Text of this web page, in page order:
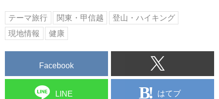
テーマ旅行 関東・甲信越
登山・ハイキング
現地情報
健康
Facebook
LINE はてブ